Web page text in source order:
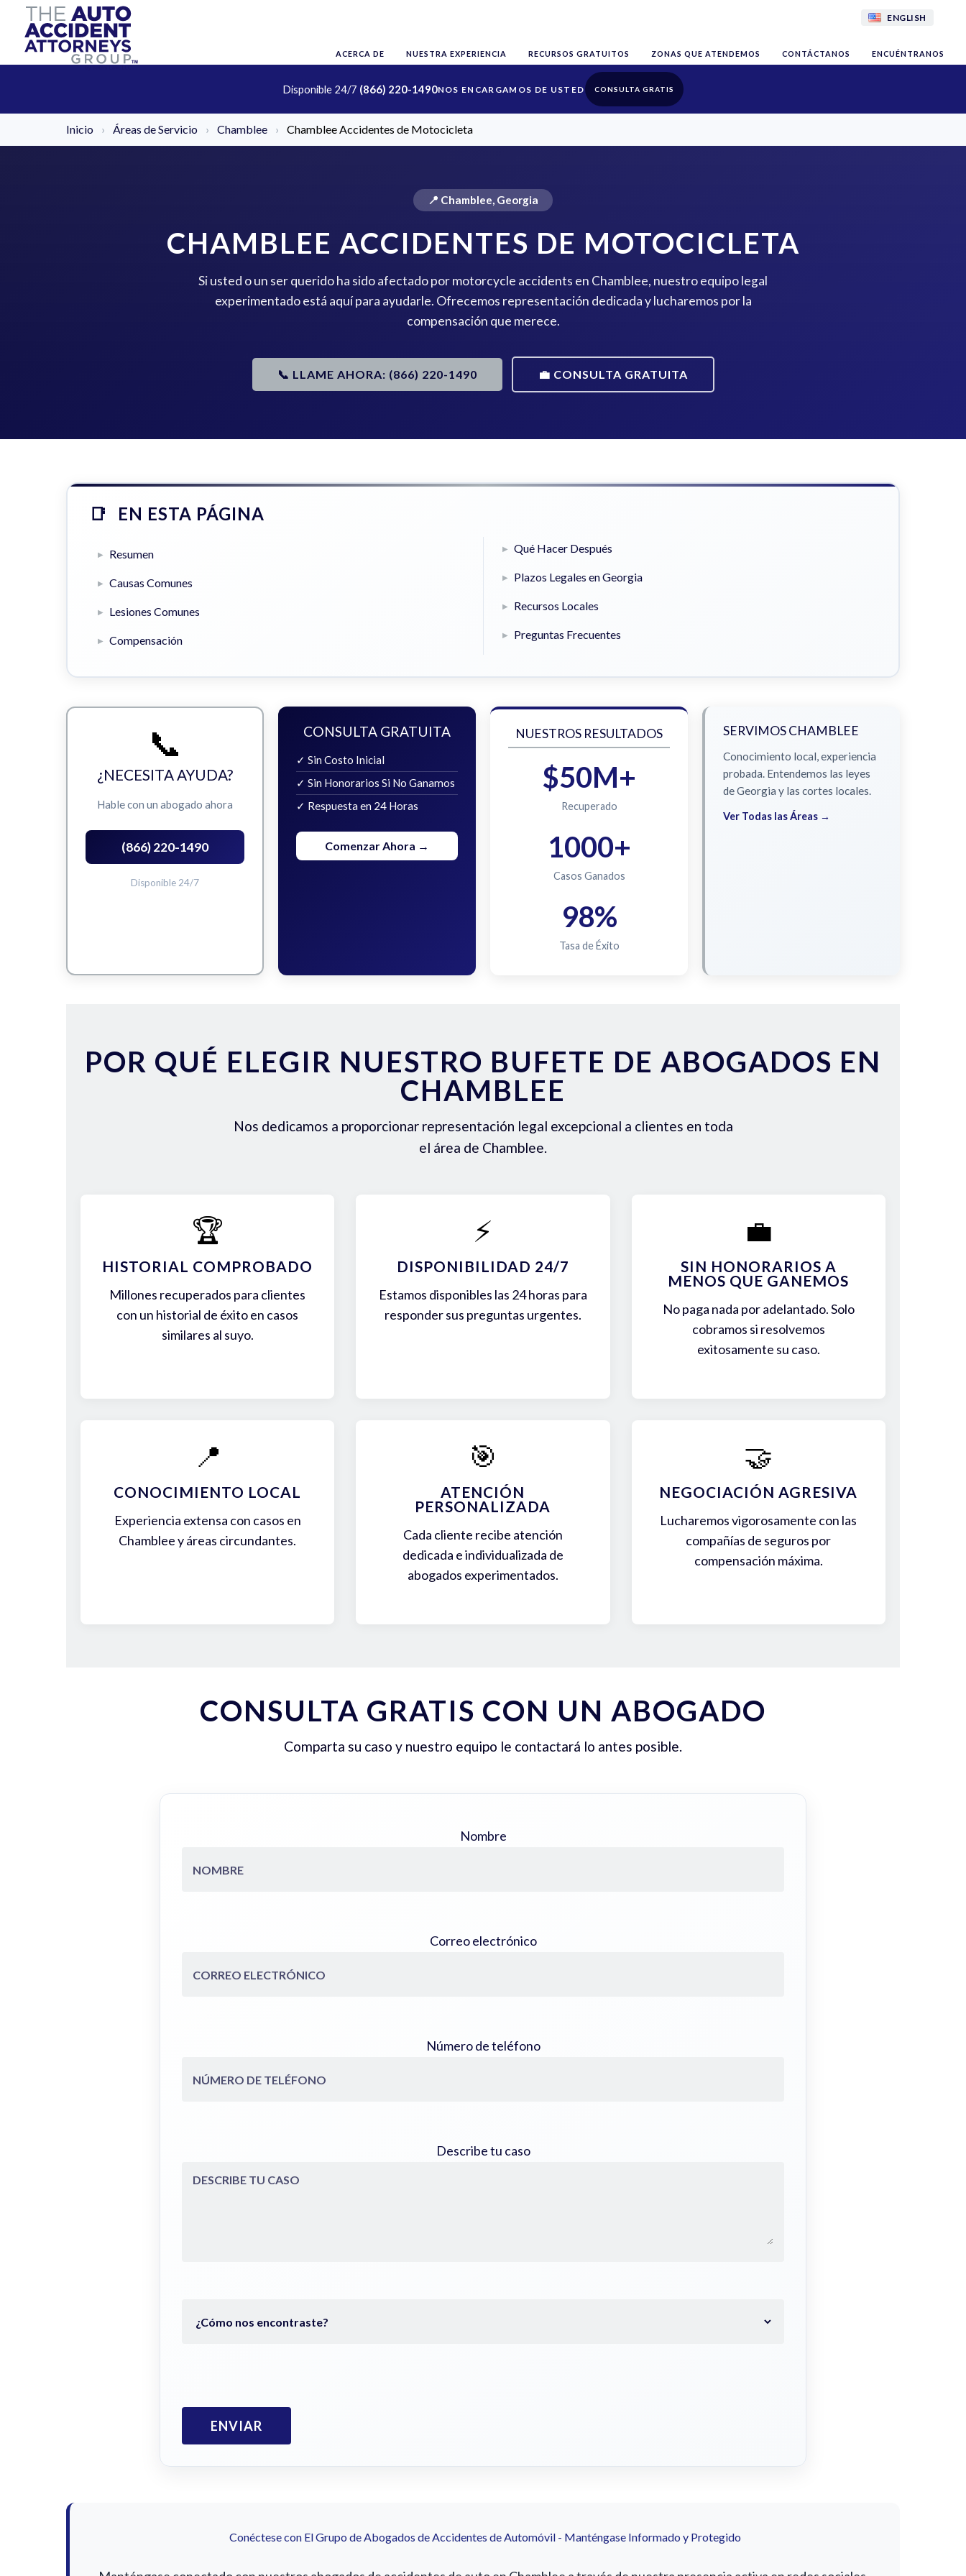
ENGLISH
ACERCA DE NUESTRA EXPERIENCIA RECURSOS GRATUITOS ZONAS QUE ATENDEMOS CONTÁCTANOS ENCUÉNTRANOS
Disponible 24/7 (866) 220-1490 CONSULTA GRATIS
Inicio › Áreas de Servicio › Chamblee › Chamblee Accidentes de Motocicleta
📍 Chamblee, Georgia
CHAMBLEE ACCIDENTES DE MOTOCICLETA
Si usted o un ser querido ha sido afectado por motorcycle accidents en Chamblee, nuestro equipo legal
experimentado está aquí para ayudarle. Ofrecemos representación dedicada y lucharemos por la
compensación que merece.
📞 LLAME AHORA: (866) 220-1490 💼 CONSULTA GRATUITA
EN ESTA PÁGINA
Resumen
Causas Comunes
Lesiones Comunes
Compensación
Qué Hacer Después
Plazos Legales en Georgia
Recursos Locales
Preguntas Frecuentes
📞
¿NECESITA AYUDA?
Hable con un abogado ahora
(866) 220-1490
Disponible 24/7
CONSULTA GRATUITA
✓ Sin Costo Inicial
✓ Sin Honorarios Si No Ganamos
✓ Respuesta en 24 Horas
Comenzar Ahora →
NUESTROS RESULTADOS
$50M+
Recuperado
1000+
Casos Ganados
98%
Tasa de Éxito
SERVIMOS CHAMBLEE
Conocimiento local, experiencia
probada. Entendemos las leyes
de Georgia y las cortes locales.
Ver Todas las Áreas →
POR QUÉ ELEGIR NUESTRO BUFETE DE ABOGADOS EN
CHAMBLEE
Nos dedicamos a proporcionar representación legal excepcional a clientes en toda
el área de Chamblee.
🏆
HISTORIAL COMPROBADO
Millones recuperados para clientes
con un historial de éxito en casos
similares al suyo.
⚡
DISPONIBILIDAD 24/7
Estamos disponibles las 24 horas para
responder sus preguntas urgentes.
💼
SIN HONORARIOS A
MENOS QUE GANEMOS
No paga nada por adelantado. Solo
cobramos si resolvemos
exitosamente su caso.
📍
CONOCIMIENTO LOCAL
Experiencia extensa con casos en
Chamblee y áreas circundantes.
🎯
ATENCIÓN
PERSONALIZADA
Cada cliente recibe atención
dedicada e individualizada de
abogados experimentados.
🤝
NEGOCIACIÓN AGRESIVA
Lucharemos vigorosamente con las
compañías de seguros por
compensación máxima.
CONSULTA GRATIS CON UN ABOGADO
Comparta su caso y nuestro equipo le contactará lo antes posible.
Nombre
Correo electrónico
Número de teléfono
Describe tu caso
Conéctese con El Grupo de Abogados de Accidentes de Automóvil - Manténgase Informado y Protegido